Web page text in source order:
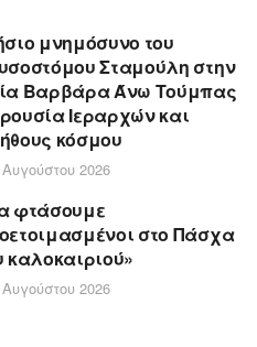
μνημόσυνο του
Σταμούλη στην
Βαρβάρα Άνω Τούμπας
Ιεραρχών και
κόσμου
2026
φτάσουμε
στο Πάσχα
καλοκαιριού»
2026